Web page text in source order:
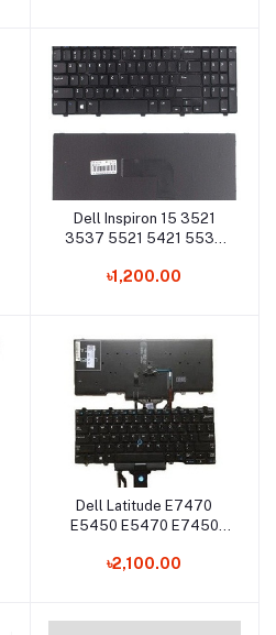
Add to cart
Dell Inspiron 15 3521
3537 5521 5421 5537
Battery
৳1,200.00
Add to cart
Dell Latitude E7470
E5450 E5470 E7450
Keyboard
৳2,100.00